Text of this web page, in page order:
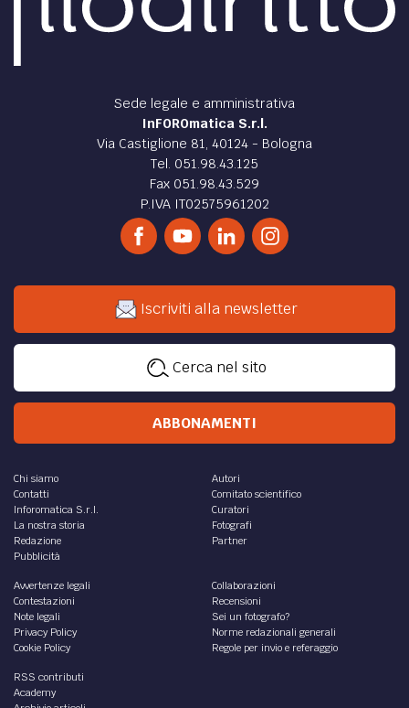
Sede legale e amministrativa
InFOROmatica S.r.l.
Via Castiglione 81, 40124 - Bologna
Tel. 051.98.43.125
Fax 051.98.43.529
P.IVA IT02575961202
Iscriviti alla newsletter
Cerca nel sito
ABBONAMENTI
Chi siamo
Contatti
Inforomatica S.r.l.
La nostra storia
Redazione
Pubblicità
Autori
Comitato scientifico
Curatori
Fotografi
Partner
Avvertenze legali
Contestazioni
Note legali
Privacy Policy
Cookie Policy
Collaborazioni
Recensioni
Sei un fotografo?
Norme redazionali generali
Regole per invio e referaggio
RSS contributi
Academy